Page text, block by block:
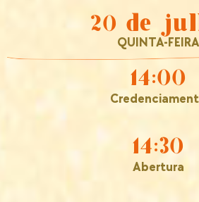
20 de
QUINTA-FEIRA
14:00
14:30
Abertura